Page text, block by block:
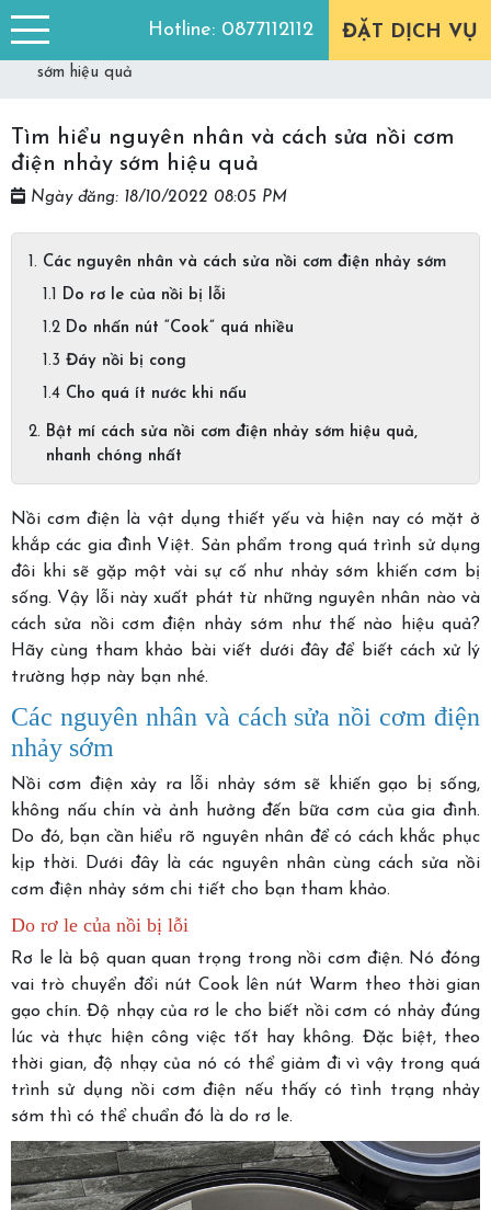
Hotline: 0877112112 ĐẶT DỊCH VỤ
Trang chủ
Góc tư vấn
sớm hiệu quả
Tìm hiểu nguyên nhân và cách sửa nồi cơm
điện nhảy sớm hiệu quả
Ngày đăng: 18/10/2022 08:05 PM
Các nguyên nhân và cách sửa nồi cơm điện nhảy sớm
Do rơ le của nồi bị lỗi
Do nhấn nút “Cook” quá nhiều
Đáy nồi bị cong
Cho quá ít nước khi nấu
Bật mí cách sửa nồi cơm điện nhảy sớm hiệu quả,
nhanh chóng nhất
Nồi cơm điện là vật dụng thiết yếu và hiện nay có mặt ở
khắp các gia đình Việt. Sản phẩm trong quá trình sử dụng
đôi khi sẽ gặp một vài sự cố như nhảy sớm khiến cơm bị
sống. Vậy lỗi này xuất phát từ những nguyên nhân nào và
cách sửa nồi cơm điện nhảy sớm như thế nào hiệu quả?
Hãy cùng tham khảo bài viết dưới đây để biết cách xử lý
trường hợp này bạn nhé.
Các nguyên nhân và cách sửa nồi cơm điện
nhảy sớm
Nồi cơm điện xảy ra lỗi nhảy sớm sẽ khiến gạo bị sống,
không nấu chín và ảnh hưởng đến bữa cơm của gia đình.
Do đó, bạn cần hiểu rõ nguyên nhân để có cách khắc phục
kịp thời. Dưới đây là các nguyên nhân cùng cách sửa nồi
cơm điện nhảy sớm chi tiết cho bạn tham khảo.
Do rơ le của nồi bị lỗi
Rơ le là bộ quan quan trọng trong nồi cơm điện. Nó đóng
vai trò chuyển đổi nút Cook lên nút Warm theo thời gian
gạo chín. Độ nhạy của rơ le cho biết nồi cơm có nhảy đúng
lúc và thực hiện công việc tốt hay không. Đặc biệt, theo
thời gian, độ nhạy của nó có thể giảm đi vì vậy trong quá
trình sử dụng nồi cơm điện nếu thấy có tình trạng nhảy
sớm thì có thể chuẩn đó là do rơ le.